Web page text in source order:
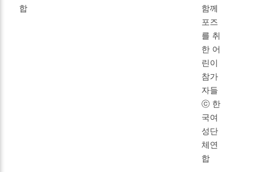
합
함께
포즈
를 취
한 어
린이
참가
자들
ⓒ 한
국여
성단
체연
합